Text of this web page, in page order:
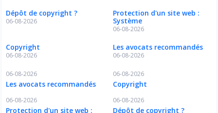
Dépôt de copyright ?
06-08-2026
Protection d'un site web :
Système
06-08-2026
Copyright
06-08-2026
Les avocats recommandés
06-08-2026
06-08-2026
Les avocats recommandés
06-08-2026
Copyright
06-08-2026
Protection d'un site web :
06-08-2026
Dépôt de copyright ?